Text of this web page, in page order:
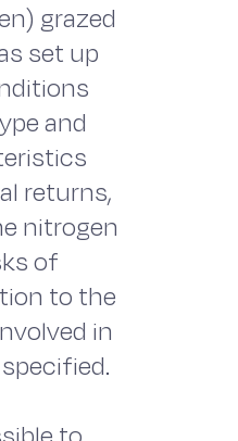
grazed
set up
and
returns,
nitrogen
of
to the
in